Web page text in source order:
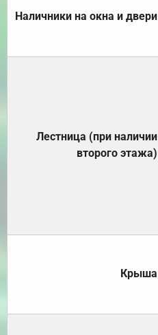
Наличники на окна и двери
Лестница (при наличии
второго этажа)
Крыша